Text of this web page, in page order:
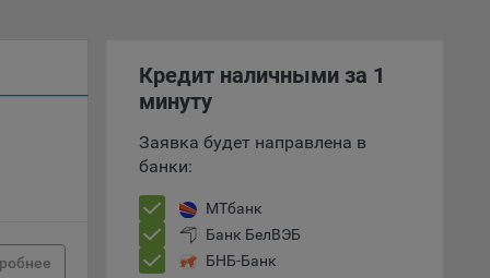
–
Кредит наличными за 1
минуту
Заявка будет направлена в
банки:
МТбанк
Банк БелВЭБ
БНБ-Банк